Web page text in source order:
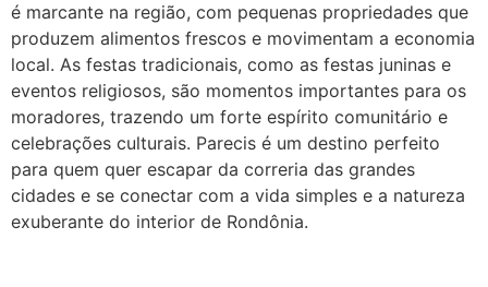
é marcante na região, com pequenas propriedades que
produzem alimentos frescos e movimentam a economia
local. As festas tradicionais, como as festas juninas e
eventos religiosos, são momentos importantes para os
moradores, trazendo um forte espírito comunitário e
celebrações culturais. Parecis é um destino perfeito
para quem quer escapar da correria das grandes
cidades e se conectar com a vida simples e a natureza
exuberante do interior de Rondônia.